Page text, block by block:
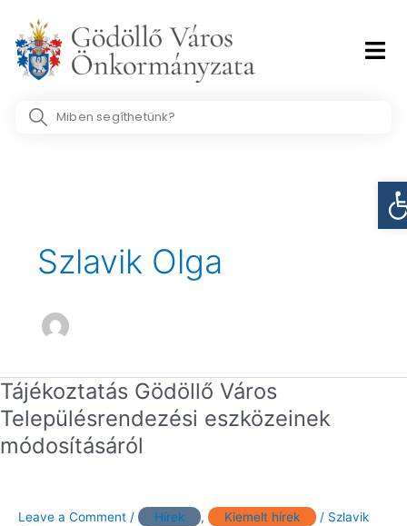
content
Search
Szlavik Olga
Tájékoztatás Gödöllő Város
Településrendezési eszközeinek
módosításáról
Leave a Comment / Hírek , Kiemelt hírek / Szlavik
Tájékoztatás
Gödöllő
Város
Településrendezési